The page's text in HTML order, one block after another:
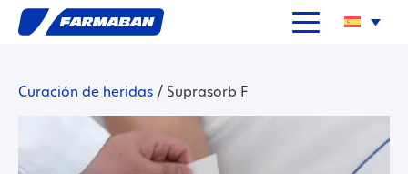
Curación de heridas / Suprasorb F